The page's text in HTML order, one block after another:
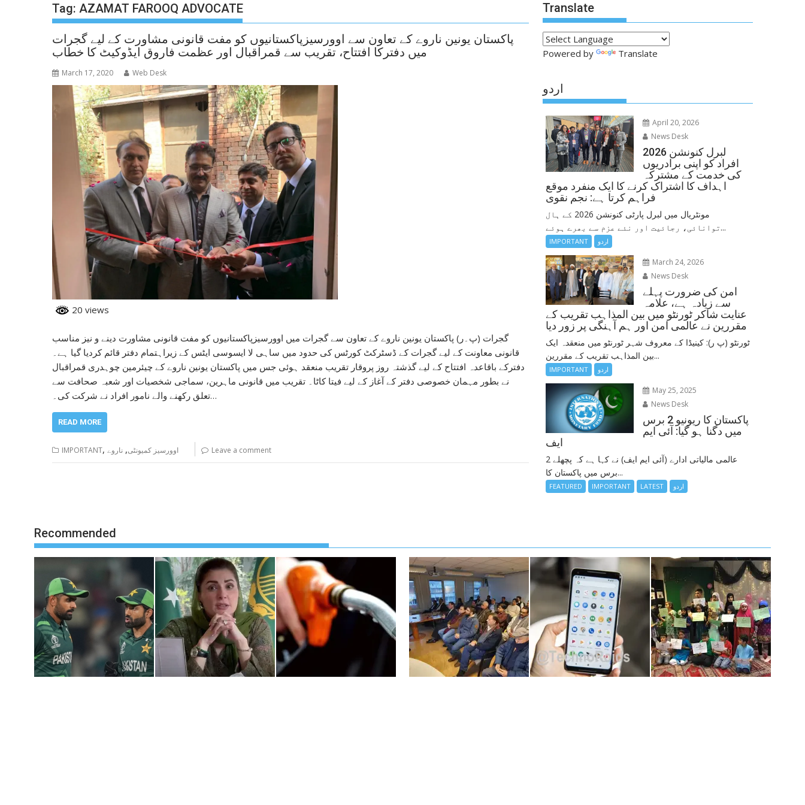
Tag: AZAMAT FAROOQ ADVOCATE
پاکستان یونین ناروے کے تعاون سے اوورسیزپاکستانیوں کو مفت قانونی مشاورت کے لیے گجرات
میں دفترکا افتتاح، تقریب سے قمراقبال اور عظمت فاروق ایڈوکیٹ کا خطاب
March 17, 2020 Web Desk
20 views
گجرات (پ۔ر) پاکستان یونین ناروے کے تعاون سے گجرات میں اوورسیزپاکستانیوں کو مفت قانونی مشاورت دینے و نیز مناسب
قانونی معاونت کے لیے گجرات کے ڈسٹرکٹ کورٹس کی حدود میں ساہی لا ایسوسی ایٹس کے زیراہتمام دفتر قائم کردیا گیا ہے۔
دفترکے باقاعدہ افتتاح کے لیے گذشتہ روز پروقار تقریب منعقد ہوئی جس میں پاکستان یونین ناروے کے چیئرمین چوہدری قمراقبال
نے بطور مہمان خصوصی دفتر کے آغاز کے لیے فیتا کاٹا۔ تقریب میں قانونی ماہرین، سماجی شخصیات اور شعبہ صحافت سے
تعلق رکھنے والے نامور افراد نے شرکت کی۔…
READ MORE
IMPORTANT, اوورسیز کمیونٹی, ناروے Leave a comment
Translate
Powered by Translate
اردو
April 20, 2026
News Desk
لبرل کنونشن 2026
افراد کو اپنی برادریوں
کی خدمت کے مشترکہ
اہداف کا اشتراک کرنے کا ایک منفرد موقع
فراہم کرتا ہے: نجم نقوی
مونٹریال میں لبرل پارٹی کنونشن 2026 کے ہال
توانائی، رجائیت اور نئے عزم سے بھرے ہوئے...
IMPORTANT اردو
March 24, 2026
News Desk
امن کی ضرورت پہلے
سے زیادہ ہے، علامہ
عنایت شاکر ٹورنٹو میں بین المذاہب تقریب کے
مقررین نے عالمی امن اور ہم آہنگی پر زور دیا
ٹورنٹو (پ ر): کینیڈا کے معروف شہر ٹورنٹو میں منعقدہ ایک
بین المذاہب تقریب کے مقررین...
IMPORTANT اردو
May 25, 2025
News Desk
پاکستان کا ریونیو 2 برس
میں دگنا ہو گیا: آئی ایم
ایف
عالمی مالیاتی ادارے (آئی ایم ایف) نے کہا ہے کہ پچھلے 2
برس میں پاکستان کا...
FEATURED IMPORTANT LATEST اردو
Recommended